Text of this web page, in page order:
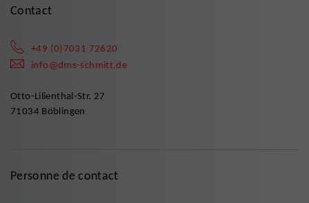
Contact
+49 (0)7031 72620
info@dms-schmitt.de
Otto-Lilienthal-Str. 27
71034 Böblingen
Personne de contact